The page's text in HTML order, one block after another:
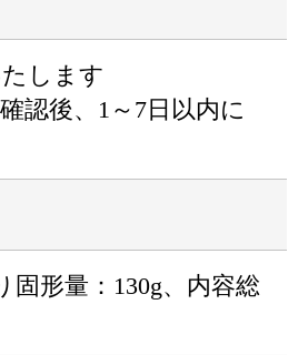
します
認後、1～7日以内に
固形量：130g、内容総